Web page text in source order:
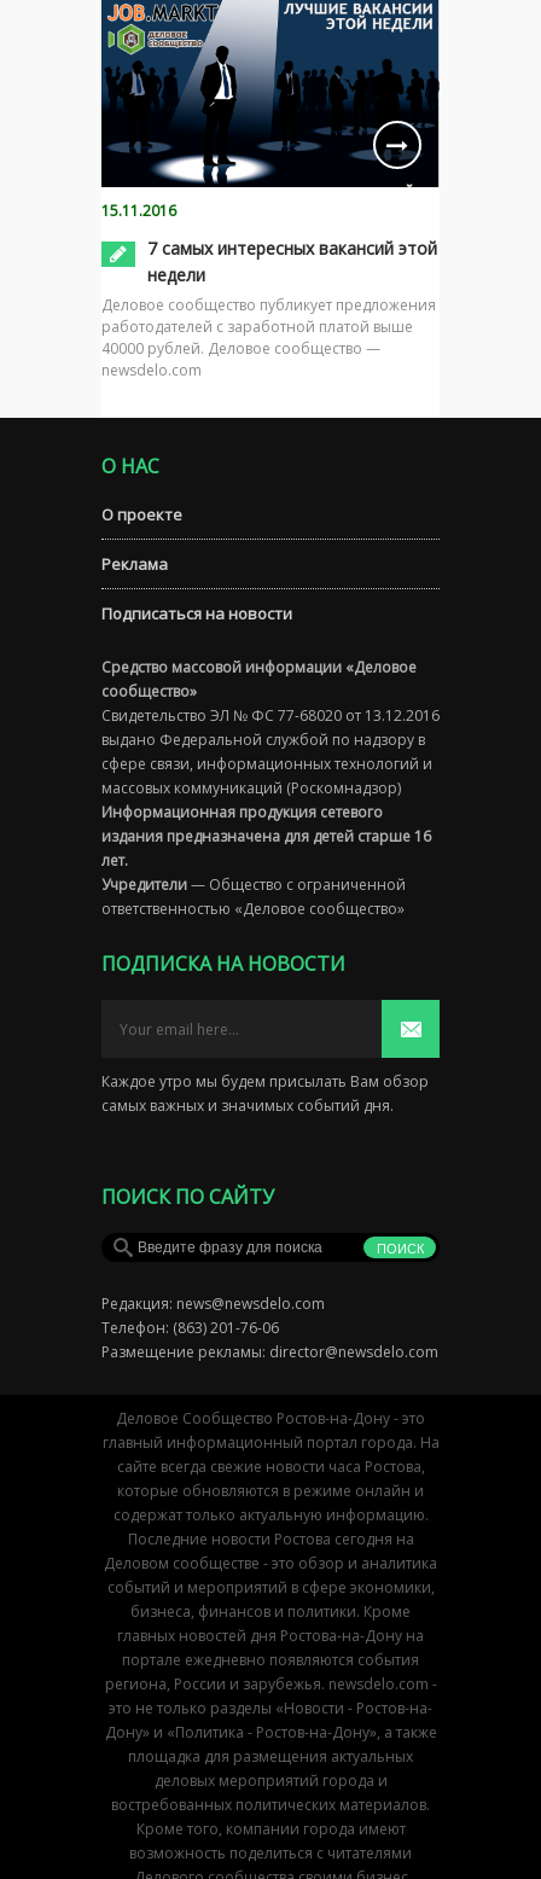
15.11.2016
7 самых интересных вакансий этой
недели
Деловое сообщество публикует предложения
работодателей с заработной платой выше
40000 рублей. Деловое сообщество —
newsdelo.com
О НАС
О проекте
Реклама
Подписаться на новости
Средство массовой информации «Деловое
сообщество»
Свидетельство ЭЛ № ФС 77-68020 от 13.12.2016
выдано Федеральной службой по надзору в
сфере связи, информационных технологий и
массовых коммуникаций (Роскомнадзор)
Информационная продукция сетевого
издания предназначена для детей старше 16
лет.
Учредители— Общество с ограниченной
ответственностью «Деловое сообщество»
ПОДПИСКА НА НОВОСТИ
Каждое утро мы будем присылать Вам обзор
самых важных и значимых событий дня.
ПОИСК ПО САЙТУ
Редакция: news@newsdelo.com
Телефон: (863) 201-76-06
Размещение рекламы: director@newsdelo.com
Деловое Сообщество Ростов-на-Дону - это
главный информационный портал города. На
сайте всегда свежие новости часа Ростова,
которые обновляются в режиме онлайн и
содержат только актуальную информацию.
Последние новости Ростова сегодня на
Деловом сообществе - это обзор и аналитика
событий и мероприятий в сфере экономики,
бизнеса, финансов и политики. Кроме
главных новостей дня Ростова-на-Дону на
портале ежедневно появляются события
региона, России и зарубежья. newsdelo.com -
это не только разделы «Новости - Ростов-на-
Дону» и «Политика - Ростов-на-Дону», а также
площадка для размещения актуальных
деловых мероприятий города и
востребованных политических материалов.
Кроме того, компании города имеют
возможность поделиться с читателями